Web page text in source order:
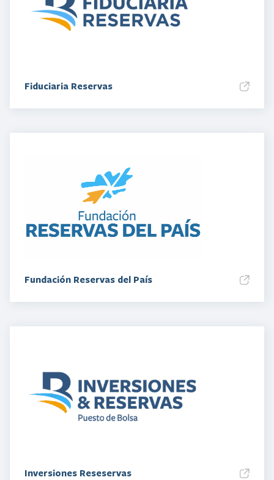
Fiduciaria Reservas
Fundación Reservas del País
Inversiones Reseservas